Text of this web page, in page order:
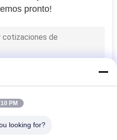
pronto!
PM
looking for?